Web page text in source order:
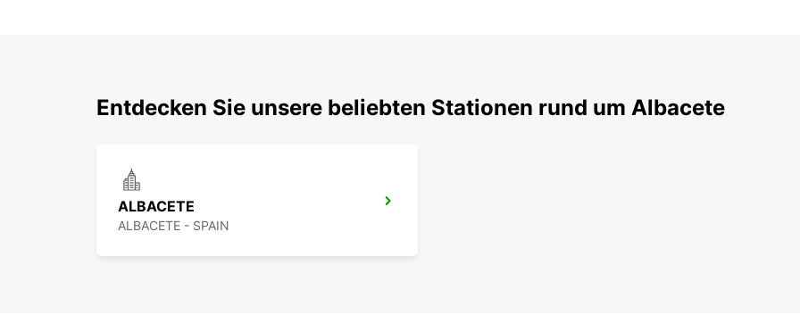
Entdecken Sie unsere beliebten Stationen rund um Albacete
ALBACETE
ALBACETE - SPAIN